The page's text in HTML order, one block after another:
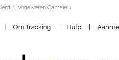
Vogelveren Camaieu
| Om Tracking | Hulp |